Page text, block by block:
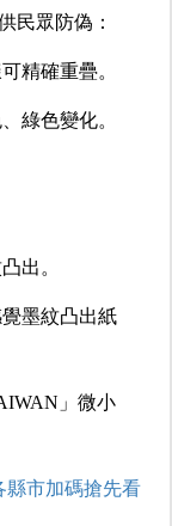
民眾防偽：
精確重疊。
綠色變化。
出。
墨紋凸出紙
」微小
縣市加碼搶先看